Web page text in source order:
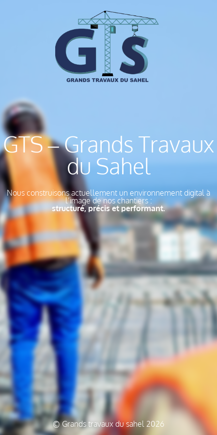
GTS – Grands Travaux
du Sahel
Nous construisons actuellement un environnement digital à
l’image de nos chantiers :
structuré, précis et performant.
© Grands travaux du sahel 2026